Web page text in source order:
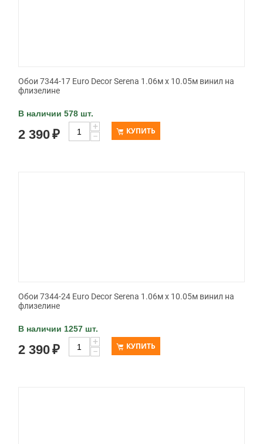
Обои 7344-17 Euro Decor Serena 1.06м x 10.05м винил на
флизелине
В наличии 578 шт.
2 390₽
+
−
КУПИТЬ
Обои 7344-24 Euro Decor Serena 1.06м x 10.05м винил на
флизелине
В наличии 1257 шт.
2 390₽
+
−
КУПИТЬ